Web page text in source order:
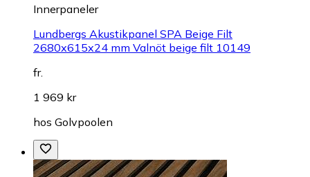
Innerpaneler
Lundbergs Akustikpanel SPA Beige Filt
2680x615x24 mm Valnöt beige filt 10149
fr.
1 969 kr
hos Golvpoolen